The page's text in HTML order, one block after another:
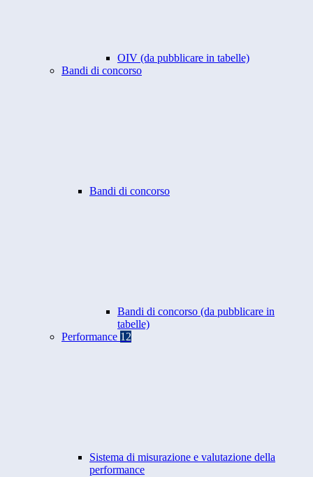
OIV (da pubblicare in tabelle)
Bandi di concorso
Bandi di concorso
Bandi di concorso (da pubblicare in
tabelle)
Performance 12
Sistema di misurazione e valutazione della
performance